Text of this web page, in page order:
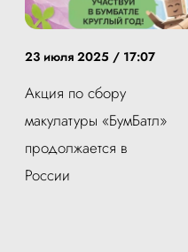
23 июля 2025 / 17:07
Акция по сбору
макулатуры «БумБатл»
продолжается в
России